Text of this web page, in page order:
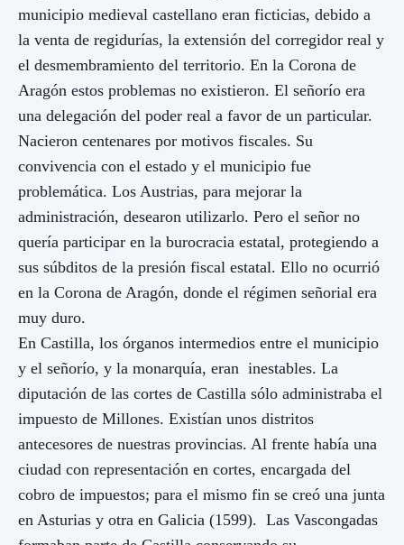
municipio medieval castellano eran ficticias, debido a
la venta de regidurías, la extensión del corregidor real y
el desmembramiento del territorio. En la Corona de
Aragón estos problemas no existieron. El señorío era
una delegación del poder real a favor de un particular.
Nacieron centenares por motivos fiscales. Su
convivencia con el estado y el municipio fue
problemática. Los Austrias, para mejorar la
administración, desearon utilizarlo. Pero el señor no
quería participar en la burocracia estatal, protegiendo a
sus súbditos de la presión fiscal estatal. Ello no ocurrió
en la Corona de Aragón, donde el régimen señorial era
muy duro.
En Castilla, los órganos intermedios entre el municipio
y el señorío, y la monarquía, eran inestables. La
diputación de las cortes de Castilla sólo administraba el
impuesto de Millones. Existían unos distritos
antecesores de nuestras provincias. Al frente había una
ciudad con representación en cortes, encargada del
cobro de impuestos; para el mismo fin se creó una junta
en Asturias y otra en Galicia (1599). Las Vascongadas